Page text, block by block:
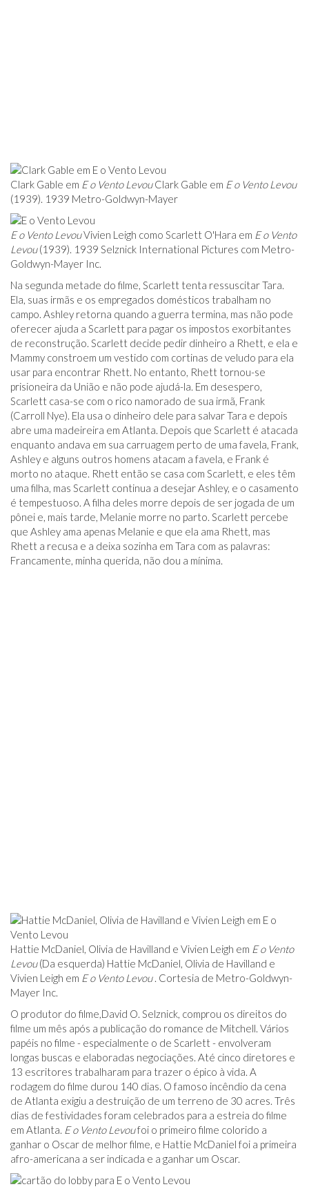
Clark Gable em E o Vento LevouClark Gable em E o Vento Levou
(1939). 1939 Metro-Goldwyn-Mayer
E o Vento LevouVivien Leigh como Scarlett O'Hara em E o Vento
Levou(1939). 1939 Selznick International Pictures com Metro-
Goldwyn-Mayer Inc.
Na segunda metade do filme, Scarlett tenta ressuscitar Tara.
Ela, suas irmãs e os empregados domésticos trabalham no
campo. Ashley retorna quando a guerra termina, mas não pode
oferecer ajuda a Scarlett para pagar os impostos exorbitantes
de reconstrução. Scarlett decide pedir dinheiro a Rhett, e ela e
Mammy constroem um vestido com cortinas de veludo para ela
usar para encontrar Rhett. No entanto, Rhett tornou-se
prisioneira da União e não pode ajudá-la. Em desespero,
Scarlett casa-se com o rico namorado de sua irmã, Frank
(Carroll Nye). Ela usa o dinheiro dele para salvar Tara e depois
abre uma madeireira em Atlanta. Depois que Scarlett é atacada
enquanto andava em sua carruagem perto de uma favela, Frank,
Ashley e alguns outros homens atacam a favela, e Frank é
morto no ataque. Rhett então se casa com Scarlett, e eles têm
uma filha, mas Scarlett continua a desejar Ashley, e o casamento
é tempestuoso. A filha deles morre depois de ser jogada de um
pônei e, mais tarde, Melanie morre no parto. Scarlett percebe
que Ashley ama apenas Melanie e que ela ama Rhett, mas
Rhett a recusa e a deixa sozinha em Tara com as palavras:
Francamente, minha querida, não dou a mínima.
Hattie McDaniel, Olivia de Havilland e Vivien Leigh em E o Vento
Levou(Da esquerda) Hattie McDaniel, Olivia de Havilland e
Vivien Leigh em E o Vento Levou. Cortesia de Metro-Goldwyn-
Mayer Inc.
O produtor do filme,David O. Selznick, comprou os direitos do
filme um mês após a publicação do romance de Mitchell. Vários
papéis no filme - especialmente o de Scarlett - envolveram
longas buscas e elaboradas negociações. Até cinco diretores e
13 escritores trabalharam para trazer o épico à vida. A
rodagem do filme durou 140 dias. O famoso incêndio da cena
de Atlanta exigiu a destruição de um terreno de 30 acres. Três
dias de festividades foram celebrados para a estreia do filme
em Atlanta. E o Vento Levoufoi o primeiro filme colorido a
ganhar o Oscar de melhor filme, e Hattie McDaniel foi a primeira
afro-americana a ser indicada e a ganhar um Oscar.